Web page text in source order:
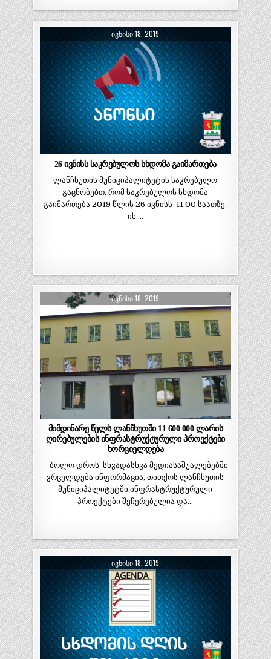
ᲘᲕᲜᲘᲡᲘ 18, 2019
26 ივნისს საკრებულოს სხდომა გაიმართება
ლანჩხუთის მუნიციპალიტეტის საკრებულო
გაცნობებთ, რომ საკრებულოს სხდომა
გაიმართება 2019 წლის 26 ივნისს 11.00 საათზე.
იხ….
ᲘᲕᲜᲘᲡᲘ 18, 2019
მიმდინარე წელს ლანჩხუთში 11 600 000 ლარის
ღირებულების ინფრასტრუქტურული პროექტები
ხორციელდება
ბოლო დროს სხვადასხვა მედიასაშუალებებში
ვრცელდება ინფორმაცია, თითქოს ლანჩხუთის
მუნიციპალიტეტში ინფრასტრუქტურული
პროექტები შეჩერებულია და…
ᲘᲕᲜᲘᲡᲘ 18, 2019